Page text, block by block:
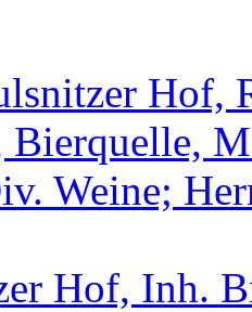
Hof,
Weine;
Hof, Inh.